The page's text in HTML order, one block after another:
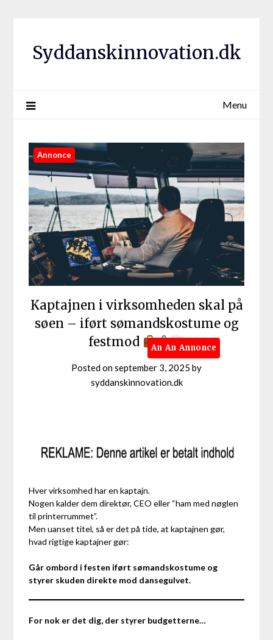
Syddanskinnovation.dk
Menu
Annonce
Kaptajnen i virksomheden skal på
søen – iført sømandskostume og
festmod
Annonce
Annonce
Annonce
Posted onseptember 3, 2025 by
syddanskinnovation.dk
Hver virksomhed har en kaptajn.
Nogen kalder dem direktør, CEO eller “ham med nøglen
til printerrummet”.
Men uanset titel, så er det på tide, at kaptajnen gør,
hvad rigtige kaptajner gør:
Går ombord i festen iført sømandskostume og
styrer skuden direkte mod dansegulvet.
For nok er det dig, der styrer budgetterne…